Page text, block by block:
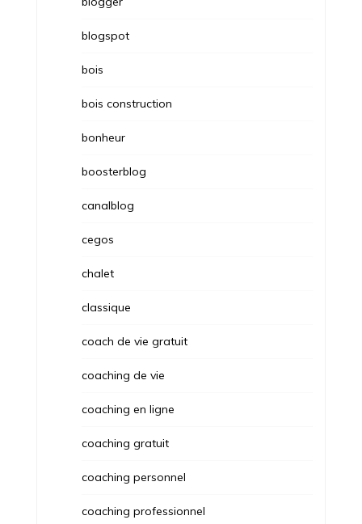
blogspot
bois
bois construction
bonheur
boosterblog
canalblog
cegos
chalet
classique
coach de vie gratuit
coaching de vie
coaching en ligne
coaching gratuit
coaching personnel
coaching professionnel